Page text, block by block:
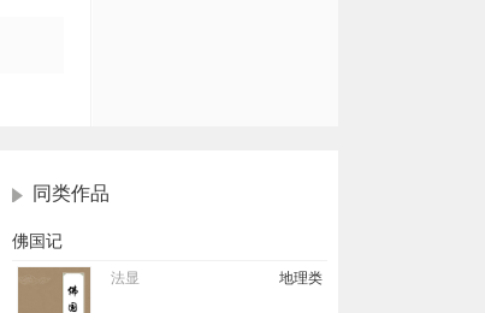
同类作品
佛国记
法显 地理类